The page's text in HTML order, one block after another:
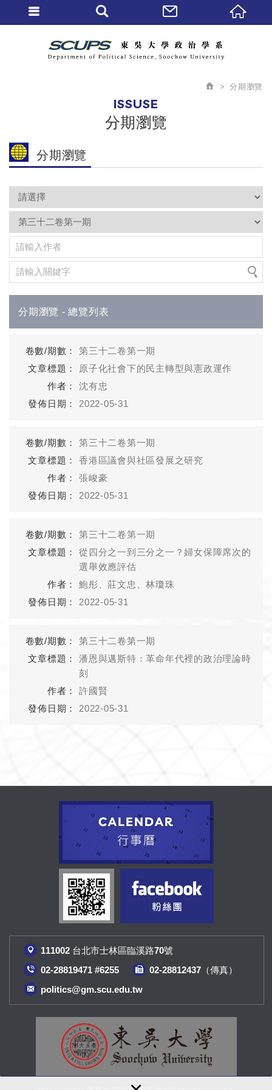
分期瀏覽
ISSUSE
分期瀏覽
分期瀏覽
分期瀏覽 - 總覽列表
第三十二卷第一期
原子化社會下的民主轉型與憲政運作
沈有忠
2022-05-31
第三十二卷第一期
香港區議會與社區發展之研究
張峻豪
2022-05-31
第三十二卷第一期
從四分之一到三分之一？婦女保障席次的
選舉效應評估
鮑彤、莊文忠、林瓊珠
2022-05-31
第三十二卷第一期
潘恩與邁斯特：革命年代裡的政治理論時
刻
許國賢
2022-05-31
111002 台北市士林區臨溪路70號
02-28819471 #6255
02-28812437（傳真）
politics@gm.scu.edu.tw